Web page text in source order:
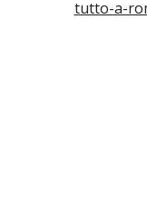
tutto-a-